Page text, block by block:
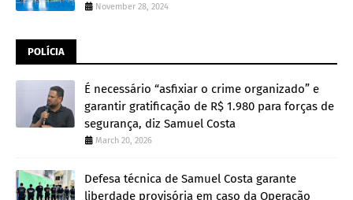
November 28, 2024
POLÍCIA
É necessário “asfixiar o crime organizado” e
garantir gratificação de R$ 1.980 para forças de
segurança, diz Samuel Costa
March 20, 2026
Defesa técnica de Samuel Costa garante
liberdade provisória em caso da Operação